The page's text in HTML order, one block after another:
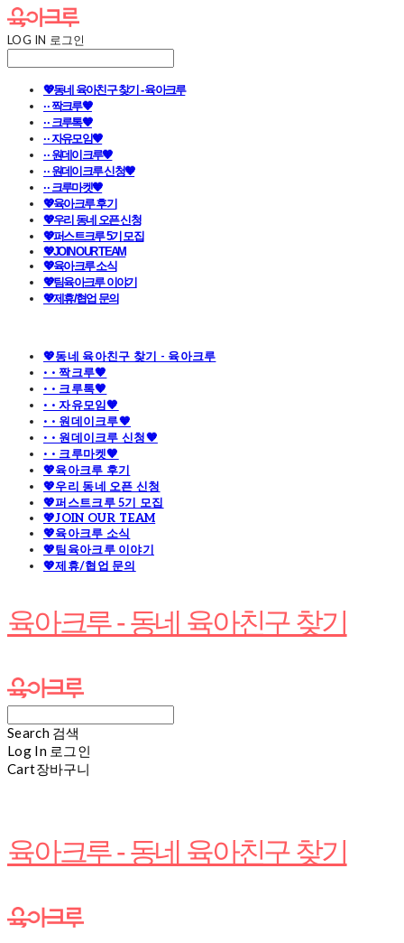
LOG IN 로그인
💖동네 육아친구 찾기 - 육아크루
· · 짝크루🧡
· · 크루톡🧡
· · 자유모임🧡
· · 원데이크루🧡
· · 원데이크루 신청🧡
· · 크루마켓🧡
💖육아크루 후기
💖우리 동네 오픈 신청
💖퍼스트크루 5기 모집
💖JOIN OUR TEAM
💖육아크루 소식
💖팀육아크루 이야기
💖제휴/협업 문의
💖동네 육아친구 찾기 - 육아크루
· · 짝크루🧡
· · 크루톡🧡
· · 자유모임🧡
· · 원데이크루🧡
· · 원데이크루 신청🧡
· · 크루마켓🧡
💖육아크루 후기
💖우리 동네 오픈 신청
💖퍼스트크루 5기 모집
💖JOIN OUR TEAM
💖육아크루 소식
💖팀육아크루 이야기
💖제휴/협업 문의
육아크루 - 동네 육아친구 찾기
Search 검색
Log In 로그인
Cart장바구니
육아크루 - 동네 육아친구 찾기